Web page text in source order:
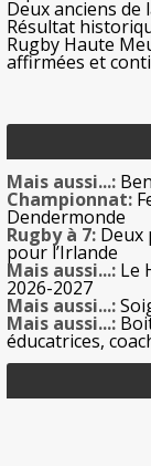
Deux anciens de
Résultat
Rugby Haute
affirmées et
Mais aussi...:
Championnat:
Dendermonde
Rugby à 7: Deux
pour l’Irlande
Mais aussi...: Le
2026-2027
Mais aussi...:
Mais aussi...:
éducatrices,